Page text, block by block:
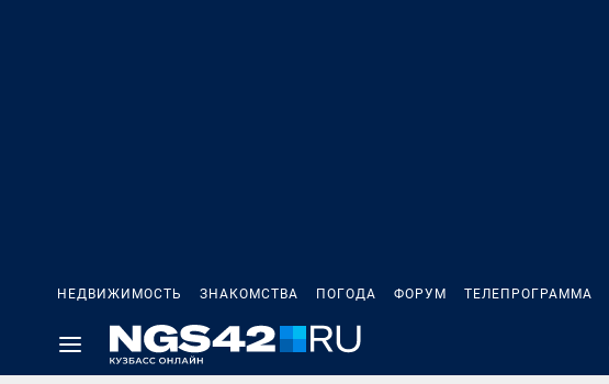
НЕДВИЖИМОСТЬ ЗНАКОМСТВА ПОГОДА ФОРУМ ТЕЛЕПРОГРАММА